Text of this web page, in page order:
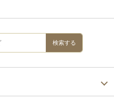
検索する